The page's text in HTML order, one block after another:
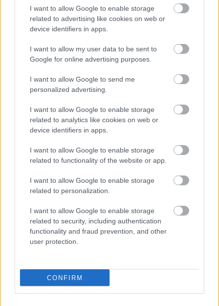
I want to allow Google to enable storage
related to advertising like cookies on web or
device identifiers in apps.
I want to allow my user data to be sent to
Google for online advertising purposes.
I want to allow Google to send me
personalized advertising.
I want to allow Google to enable storage
related to analytics like cookies on web or
device identifiers in apps.
I want to allow Google to enable storage
related to functionality of the website or app.
I want to allow Google to enable storage
related to personalization.
I want to allow Google to enable storage
related to security, including authentication
functionality and fraud prevention, and other
user protection.
CONFIRM
Twentees a Facebookon
zenekari fotó:Lénárt Gábor
Nemzeti Kulturális Alaptámogatta.